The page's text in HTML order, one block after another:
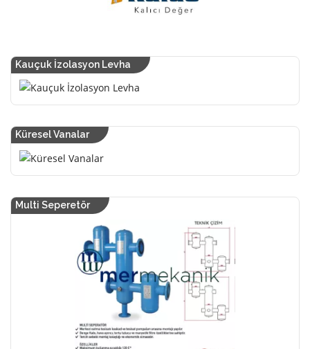
Kauçuk İzolasyon Levha
Küresel Vanalar
Multi Seperetör